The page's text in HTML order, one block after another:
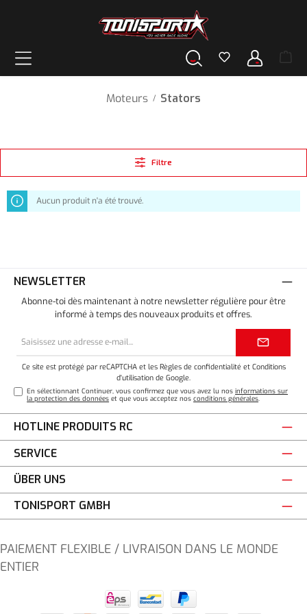
Moteurs / Stators
Filtre
Aucun produit n'a été trouvé.
NEWSLETTER
Abonne-toi dès maintenant à notre newsletter régulière pour être
informé à temps des nouveaux produits et offres.
e-
Ce site est protégé par reCAPTCHA et les Règles de confidentialité et Conditions
d'utilisation de Google.
En sélectionnant Continuer, vous confirmez que vous avez lu nosinformations sur
la protection des données et que vous acceptez nosconditions générales.
HOTLINE PRODUITS RC
SERVICE
ÜBER UNS
TONISPORT GMBH
PAIEMENT FLEXIBLE / LIVRAISON DANS LE MONDE
ENTIER